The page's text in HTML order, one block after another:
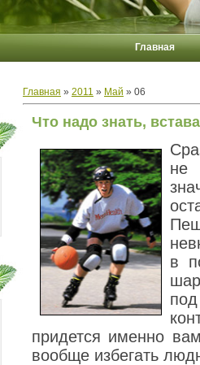
Главная
Главная » 2011 » Май » 06
Что надо знать,
в
придется именно
вообще избегать